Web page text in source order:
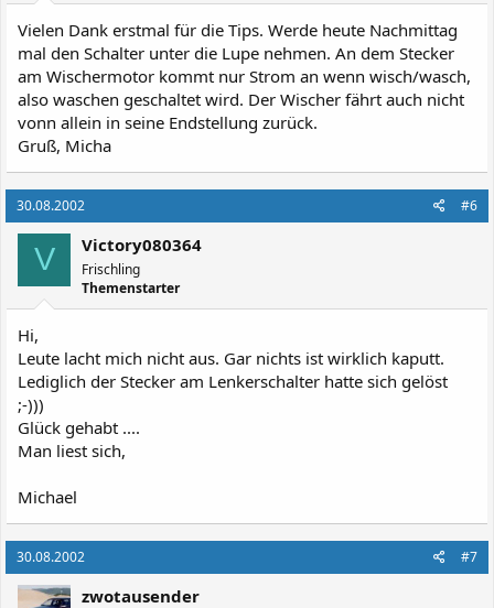
Vielen Dank erstmal für die Tips. Werde heute Nachmittag
mal den Schalter unter die Lupe nehmen. An dem Stecker
am Wischermotor kommt nur Strom an wenn wisch/wasch,
also waschen geschaltet wird. Der Wischer fährt auch nicht
vonn allein in seine Endstellung zurück.
Gruß, Micha
30.08.2002 #6
V Victory080364
Frischling
Themenstarter
Hi,
Leute lacht mich nicht aus. Gar nichts ist wirklich kaputt.
Lediglich der Stecker am Lenkerschalter hatte sich gelöst
;-)))
Glück gehabt ....
Man liest sich,
Michael
30.08.2002 #7
zwotausender